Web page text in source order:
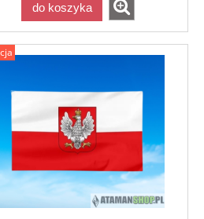
do koszyka
Koszulka BRAUN Szczęść Boże
ratuj się kto może! GAŚNICA
Cena regularna: 89,00 zł
do koszyka